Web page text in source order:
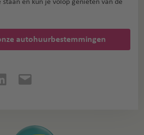
autohuurbestemmingen